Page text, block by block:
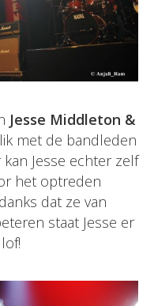
Jesse Middleton &
met de bandleden
Jesse echter zelf
het optreden
dat ze van
staat Jesse er